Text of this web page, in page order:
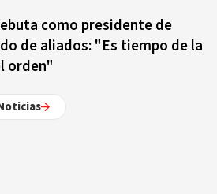
como presidente de
de aliados: "Es tiempo de la
orden"